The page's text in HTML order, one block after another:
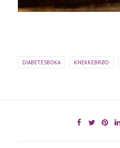
DIABETESBOKA KNEKKEBRØD